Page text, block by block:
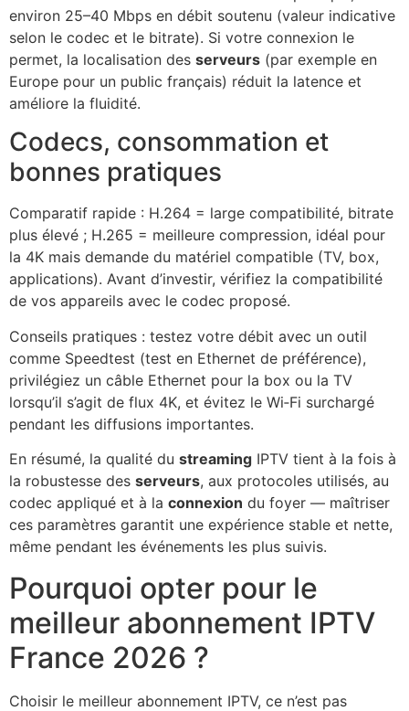
environ 25–40 Mbps en débit soutenu (valeur indicative
selon le codec et le bitrate). Si votre connexion le
permet, la localisation des serveurs (par exemple en
Europe pour un public français) réduit la latence et
améliore la fluidité.
Codecs, consommation et
bonnes pratiques
Comparatif rapide : H.264 = large compatibilité, bitrate
plus élevé ; H.265 = meilleure compression, idéal pour
la 4K mais demande du matériel compatible (TV, box,
applications). Avant d’investir, vérifiez la compatibilité
de vos appareils avec le codec proposé.
Conseils pratiques : testez votre débit avec un outil
comme Speedtest (test en Ethernet de préférence),
privilégiez un câble Ethernet pour la box ou la TV
lorsqu’il s’agit de flux 4K, et évitez le Wi‑Fi surchargé
pendant les diffusions importantes.
En résumé, la qualité du streaming IPTV tient à la fois à
la robustesse des serveurs, aux protocoles utilisés, au
codec appliqué et à la connexion du foyer — maîtriser
ces paramètres garantit une expérience stable et nette,
même pendant les événements les plus suivis.
Pourquoi opter pour le
meilleur abonnement IPTV
France 2026 ?
Choisir le meilleur abonnement IPTV, ce n’est pas